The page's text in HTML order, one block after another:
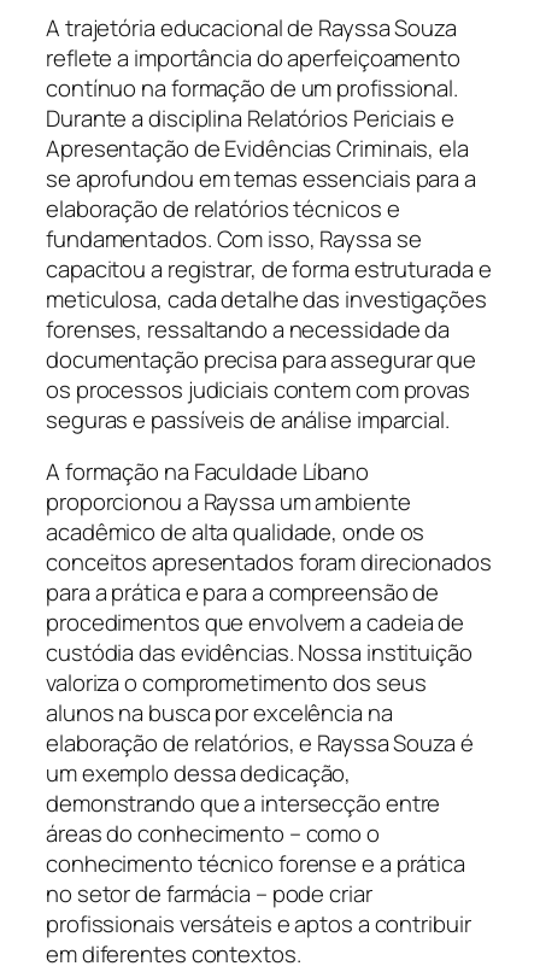
A trajetória educacional de Rayssa Souza
reflete a importância do aperfeiçoamento
contínuo na formação de um profissional.
Durante a disciplina Relatórios Periciais e
Apresentação de Evidências Criminais, ela
se aprofundou em temas essenciais para a
elaboração de relatórios técnicos e
fundamentados. Com isso, Rayssa se
capacitou a registrar, de forma estruturada e
meticulosa, cada detalhe das investigações
forenses, ressaltando a necessidade da
documentação precisa para assegurar que
os processos judiciais contem com provas
seguras e passíveis de análise imparcial.
A formação na Faculdade Líbano
proporcionou a Rayssa um ambiente
acadêmico de alta qualidade, onde os
conceitos apresentados foram direcionados
para a prática e para a compreensão de
procedimentos que envolvem a cadeia de
custódia das evidências. Nossa instituição
valoriza o comprometimento dos seus
alunos na busca por excelência na
elaboração de relatórios, e Rayssa Souza é
um exemplo dessa dedicação,
demonstrando que a intersecção entre
áreas do conhecimento – como o
conhecimento técnico forense e a prática
no setor de farmácia – pode criar
profissionais versáteis e aptos a contribuir
em diferentes contextos.